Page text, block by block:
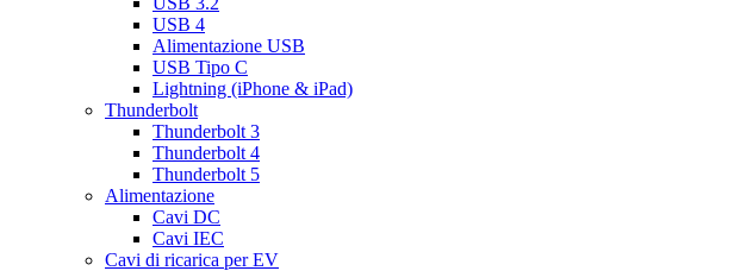
USB 4
Alimentazione USB
USB Tipo C
Lightning (iPhone & iPad)
Thunderbolt
Thunderbolt 3
Thunderbolt 4
Thunderbolt 5
Alimentazione
Cavi DC
Cavi IEC
Cavi di ricarica per EV